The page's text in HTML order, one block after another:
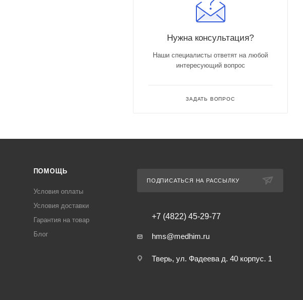
Нужна консультация?
Наши специалисты ответят на любой
интересующий вопрос
ЗАДАТЬ ВОПРОС
ПОМОЩЬ
Условия оплаты
Условия доставки
Гарантия на товар
Блог
ПОДПИСАТЬСЯ НА РАССЫЛКУ
+7 (4822) 45-29-77
hms@medhim.ru
Тверь, ул. Фадеева д. 40 корпус. 1